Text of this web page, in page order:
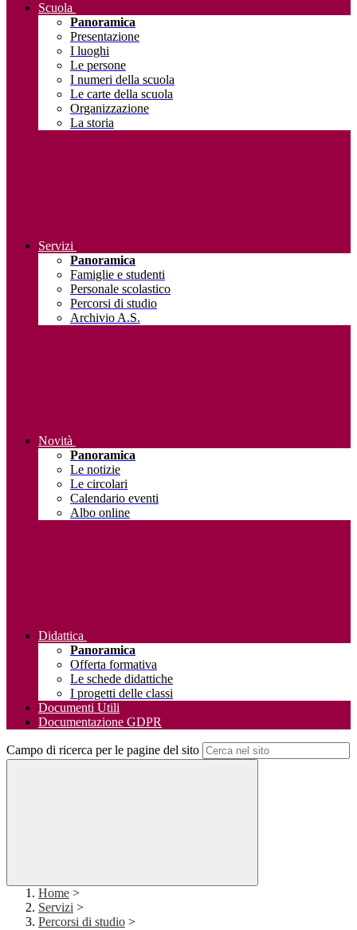
Scuola
Panoramica
Presentazione
I luoghi
Le persone
I numeri della scuola
Le carte della scuola
Organizzazione
La storia
Servizi
Panoramica
Famiglie e studenti
Personale scolastico
Percorsi di studio
Archivio A.S.
Novità
Panoramica
Le notizie
Le circolari
Calendario eventi
Albo online
Didattica
Panoramica
Offerta formativa
Le schede didattiche
I progetti delle classi
Documenti Utili
Documentazione GDPR
Campo di ricerca per le pagine del sito
Home >
Servizi >
Percorsi di studio >